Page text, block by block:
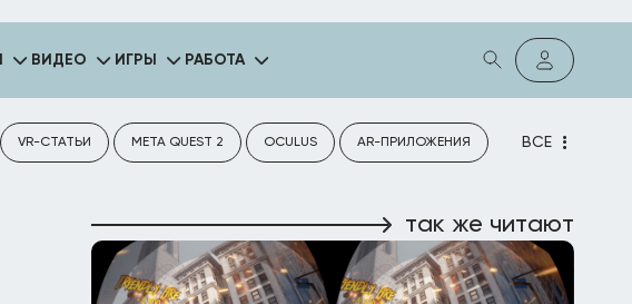
ВИДЕО ИГРЫ РАБОТА
VR-СТАТЬИ META QUEST 2 OCULUS AR-ПРИЛОЖЕНИЯ ВСЕ
так же читают